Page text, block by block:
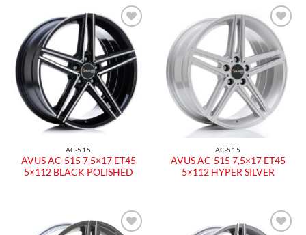
Aggiungi
alla lista
dei
desideri
AC-515
AVUS AC-515 7,5×17 ET45
5×112 BLACK POLISHED
Aggiungi
alla lista
dei
desideri
AC-515
AVUS AC-515 7,5×17 ET45
5×112 HYPER SILVER